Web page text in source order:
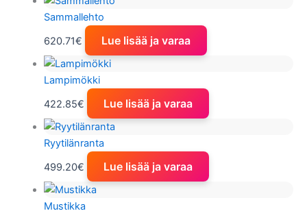
Sammallehto
620.71€ Lue lisää ja varaa
Lampimökki
422.85€ Lue lisää ja varaa
Ryytilänranta
499.20€ Lue lisää ja varaa
Mustikka